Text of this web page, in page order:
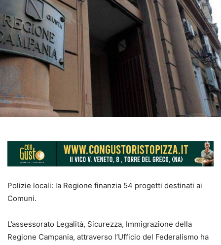
Polizie locali: la Regione finanzia 54 progetti destinati ai
Comuni.
L’assessorato Legalità, Sicurezza, Immigrazione della
Regione Campania, attraverso l’Ufficio del Federalismo ha